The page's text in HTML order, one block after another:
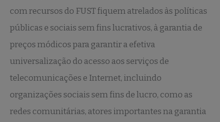
com recursos do FUST fiquem atrelados às políticas
públicas e sociais sem fins lucrativos, à garantia de
preços módicos para garantir a efetiva
universalização do acesso aos serviços de
telecomunicações e Internet, incluindo
organizações sociais sem fins de lucro, como as
redes comunitárias, atores importantes na garantia